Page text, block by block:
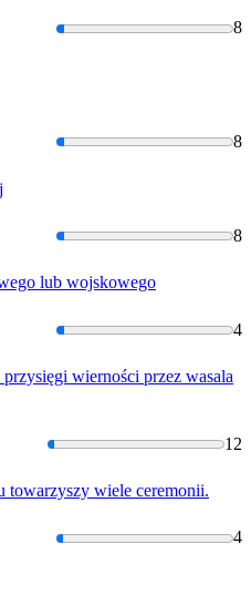
8
8
8
lub wojskowego
4
przysięgi wierności przez wasala
12
towarzyszy wiele ceremonii.
4